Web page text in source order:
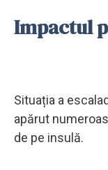
Impactul
Situația a
apărut
de pe insulă.